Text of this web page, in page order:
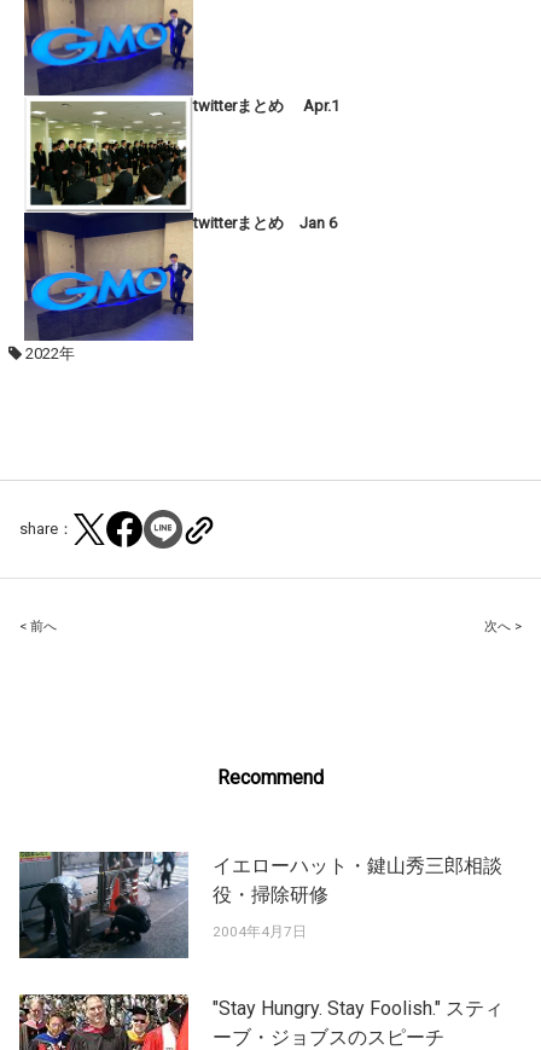
twitterまとめ Apr.1
twitterまとめ Jan 6
2022年
share：
Post
< 前へ 次へ >
Recommend
イエローハット・鍵山秀三郎相談
役・掃除研修
2004年4月7日
"Stay Hungry. Stay Foolish." スティ
ーブ・ジョブスのスピーチ